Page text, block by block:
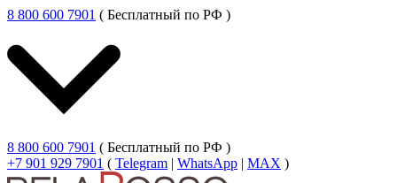
8 800 600 7901 ( Бесплатный по РФ )
8 800 600 7901 ( Бесплатный по РФ )
+7 901 929 7901 ( Telegram | WhatsApp | MAX )